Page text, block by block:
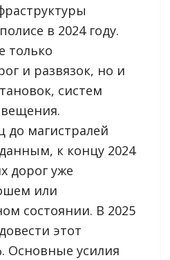
в 2024 году.
только
и развязок, но и
систем
до магистралей
к концу 2024
дорог уже
или
состоянии. В 2025
этот
Основные усилия